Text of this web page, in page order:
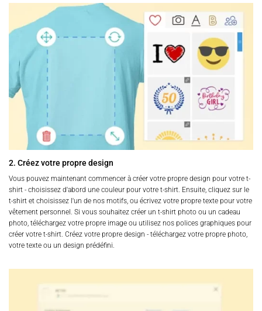
2. Créez votre propre design
Vous pouvez maintenant commencer à créer votre propre design pour votre t-
shirt - choisissez d'abord une couleur pour votre t-shirt. Ensuite, cliquez sur le
t-shirt et choisissez l'un de nos motifs, ou écrivez votre propre texte pour votre
vêtement personnel. Si vous souhaitez créer un t-shirt photo ou un cadeau
photo, téléchargez votre propre image ou utilisez nos polices graphiques pour
créer votre t-shirt. Créez votre propre design - téléchargez votre propre photo,
votre texte ou un design prédéfini.